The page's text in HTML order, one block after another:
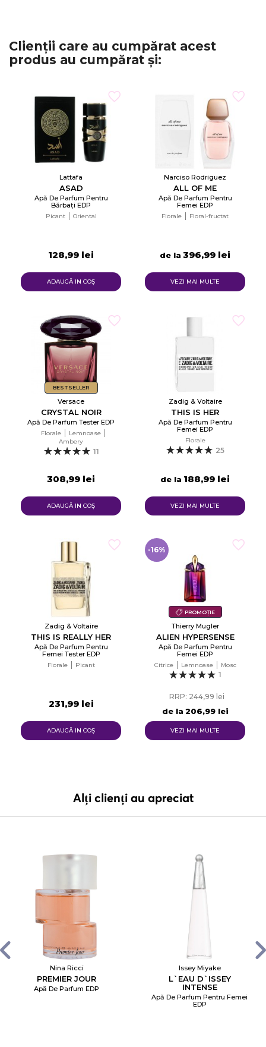
Clienții care au cumpărat acest
produs au cumpărat și:
Lattafa
ASAD
Apă De Parfum Pentru
Bărbați EDP
Picant Oriental
128,99 lei
ADAUGĂ IN COŞ
Narciso Rodriguez
ALL OF ME
Apă De Parfum Pentru
Femei EDP
Florale Floral-fructat
de la 396,99 lei
VEZI MAI MULTE
BESTSELLER
Versace
CRYSTAL NOIR
Apă De Parfum Tester EDP
Florale
Lemnoase
Ambery
11
308,99 lei
ADAUGĂ IN COŞ
Zadig & Voltaire
THIS IS HER
Apă De Parfum Pentru
Femei EDP
Florale
25
de la 188,99 lei
VEZI MAI MULTE
Zadig & Voltaire
THIS IS REALLY HER
Apă De Parfum Pentru
Femei Tester EDP
Florale Picant
231,99 lei
ADAUGĂ IN COŞ
PROMOȚIE
-16%
Thierry Mugler
ALIEN HYPERSENSE
Apă De Parfum Pentru
Femei EDP
Citrice Lemnoase Mosc
1
de la
RRP: 244,99 lei
206,99 lei
VEZI MAI MULTE
Alți clienți au apreciat
Nina Ricci
PREMIER JOUR
Apă De Parfum EDP
Issey Miyake
L`EAU D`ISSEY
INTENSE
Apă De Parfum Pentru Femei
EDP